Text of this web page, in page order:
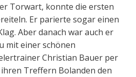
Torwart, konnte die ersten
Er parierte sogar einen
Aber danach war auch er
mit einer schönen
Christian Bauer per
Treffern Bolanden den